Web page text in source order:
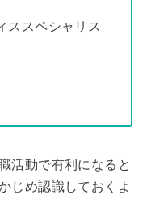
ススペシャリス
活動で有利になると
じめ認識しておくよ